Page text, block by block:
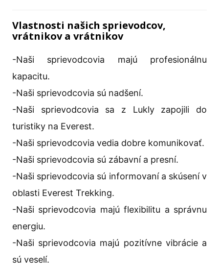
Vlastnosti našich sprievodcov,
vrátnikov a vrátnikov
-Naši sprievodcovia majú profesionálnu
kapacitu.
-Naši sprievodcovia sú nadšení.
-Naši sprievodcovia sa z Lukly zapojili do
turistiky na Everest.
-Naši sprievodcovia vedia dobre komunikovať.
-Naši sprievodcovia sú zábavní a presní.
-Naši sprievodcovia sú informovaní a skúsení v
oblasti Everest Trekking.
-Naši sprievodcovia majú flexibilitu a správnu
energiu.
-Naši sprievodcovia majú pozitívne vibrácie a
sú veselí.